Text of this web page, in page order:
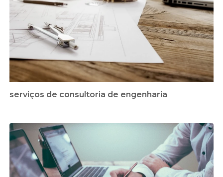
serviços de consultoria de engenharia